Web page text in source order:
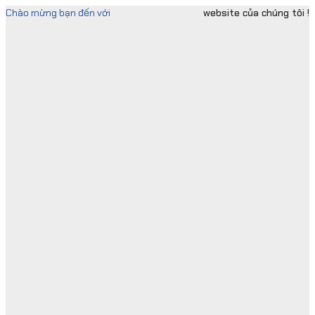
Skip
Chào mừng bạn đến với website của chúng tôi !